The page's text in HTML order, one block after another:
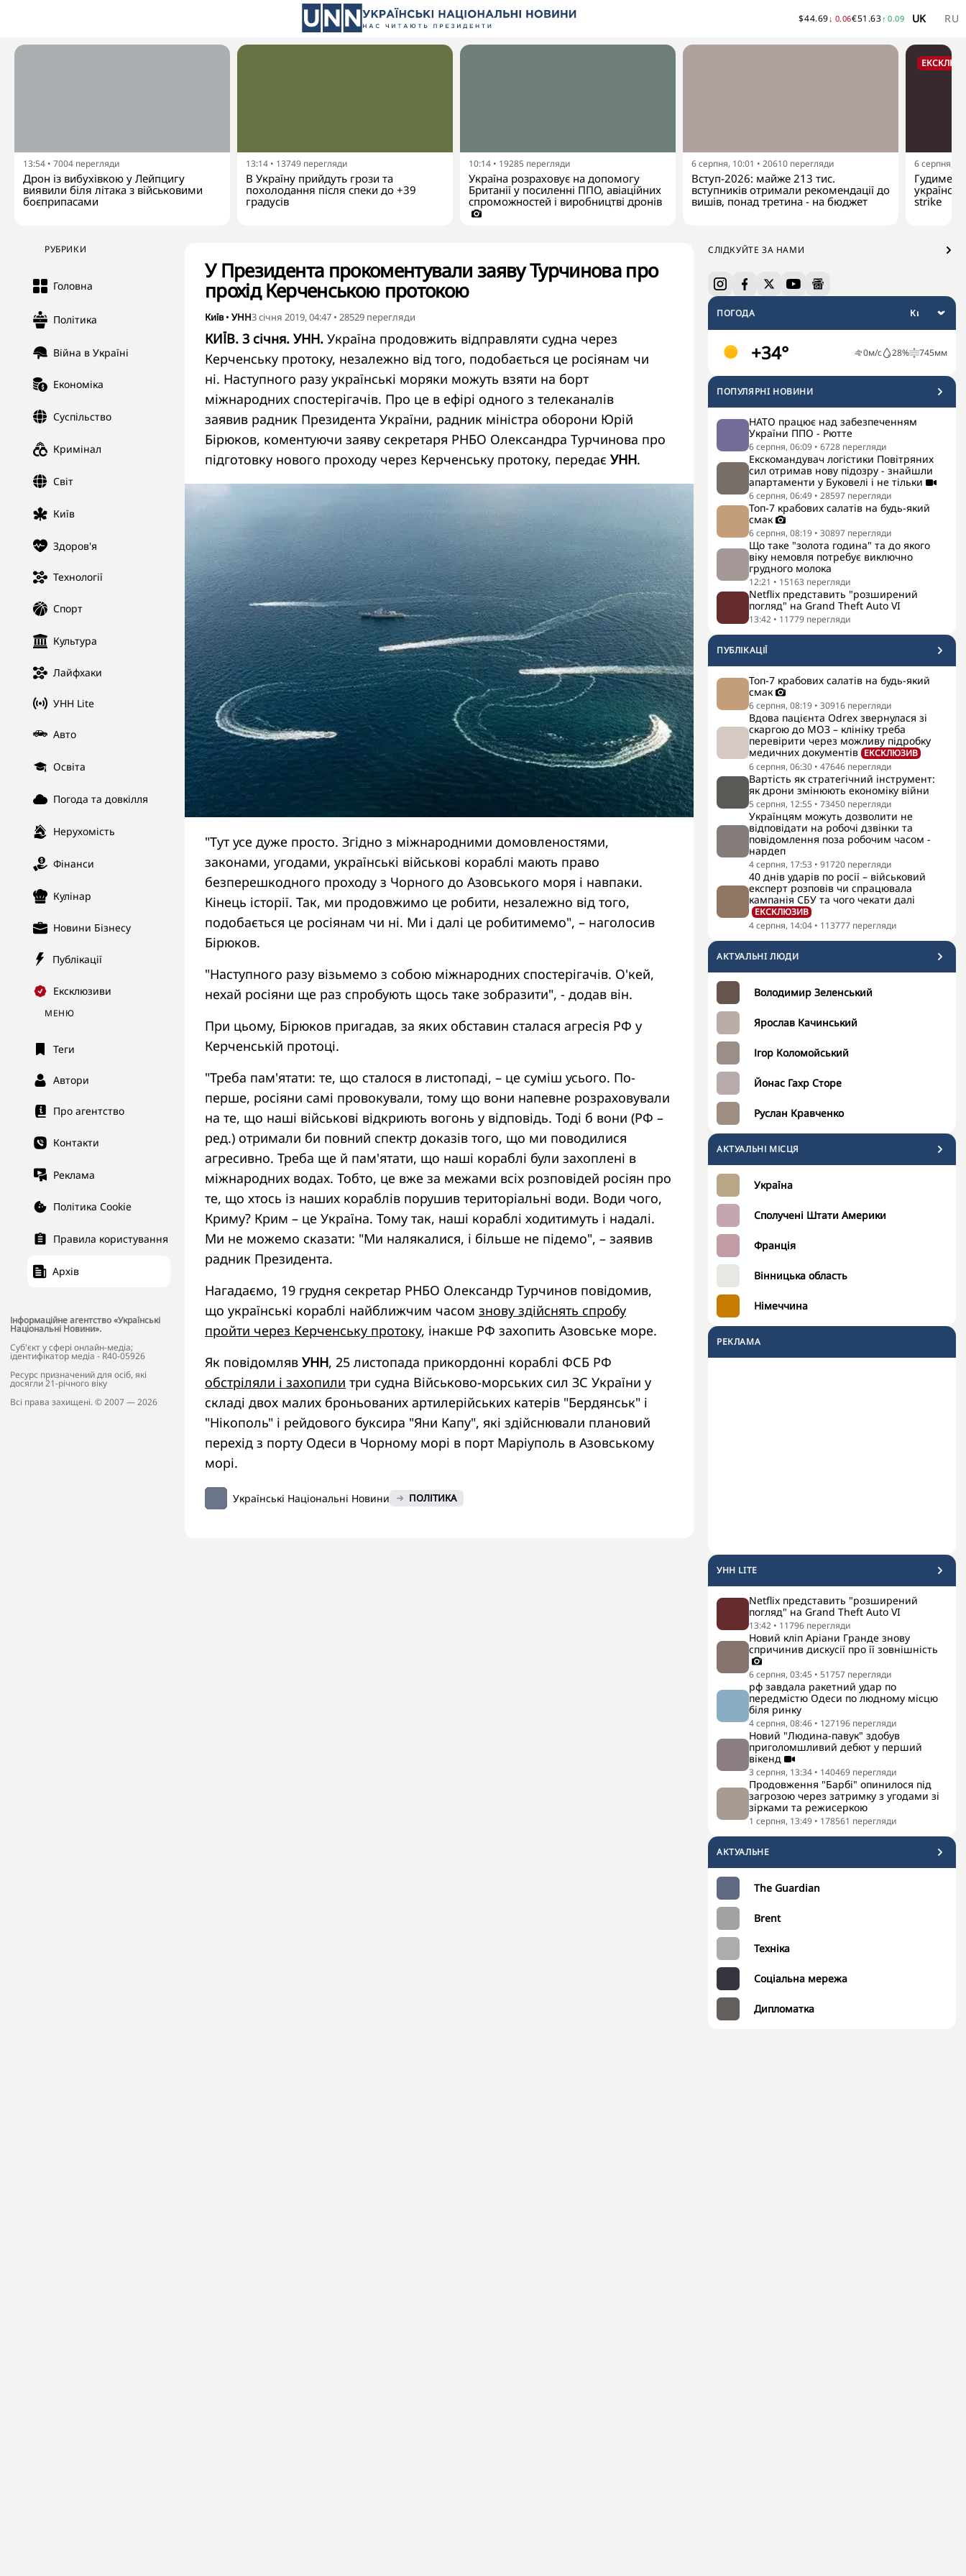
$44.69↓ 0.06€51.63↑ 0.09 UK RU
13:54 • 7004 перегляди
Дрон із вибухівкою у Лейпцигу
виявили біля літака з військовими
боєприпасами
13:14 • 13749 перегляди
В Україну прийдуть грози та
похолодання після спеки до +39
градусів
10:14 • 19285 перегляди
Україна розраховує на допомогу
Британії у посиленні ППО, авіаційних
спроможностей і виробництві дронів
6 серпня, 10:01 • 20610 перегляди
Вступ-2026: майже 213 тис.
вступників отримали рекомендації до
вишів, понад третина - на бюджет
6 серпня,
strike
РУБРИКИ
Головна
Політика
Війна в Україні
Економіка
Суспільство
Кримінал
Світ
Київ
Здоров'я
Технології
Спорт
Культура
Лайфхаки
УНН Lite
Авто
Освіта
Погода та довкілля
Нерухомість
Фінанси
Кулінар
Новини Бізнесу
Публікації
Ексклюзиви
МЕНЮ
Теги
Автори
Про агентство
Контакти
Реклама
Політика Cookie
Правила користування
Архів
Інформаційне агентство «Українські
Національні Новини».
Cуб'єкт у сфері онлайн-медіа;
ідентифікатор медіа - R40-05926
Ресурс призначений для осіб, які
досягли 21-річного віку
Всі права захищені. © 2007 — 2026
СЛІДКУЙТЕ ЗА НАМИ
ПОГОДА
+34° 0м/с 28% 745мм
ПОПУЛЯРНI НОВИНИ
НАТО працює над забезпеченням
України ППО - Рютте
6 серпня, 06:09 • 6728 перегляди
Екскомандувач логістики Повітряних
сил отримав нову підозру - знайшли
апартаменти у Буковелі і не тільки
6 серпня, 06:49 • 28597 перегляди
Топ-7 крабових салатів на будь-який
смак
6 серпня, 08:19 • 30897 перегляди
Що таке "золота година" та до якого
віку немовля потребує виключно
грудного молока
12:21 • 15163 перегляди
Netflix представить "розширений
погляд" на Grand Theft Auto VI
13:42 • 11779 перегляди
ПУБЛІКАЦІЇ
Топ-7 крабових салатів на будь-який
смак
6 серпня, 08:19 • 30916 перегляди
Вдова пацієнта Odrex звернулася зі
скаргою до МОЗ – клініку треба
перевірити через можливу підробку
медичних документів ЕКСКЛЮЗИВ
6 серпня, 06:30 • 47646 перегляди
Вартість як стратегічний інструмент:
як дрони змінюють економіку війни
5 серпня, 12:55 • 73450 перегляди
Українцям можуть дозволити не
відповідати на робочі дзвінки та
повідомлення поза робочим часом -
нардеп
4 серпня, 17:53 • 91720 перегляди
40 днів ударів по росії – військовий
експерт розповів чи спрацювала
кампанія СБУ та чого чекати далі
ЕКСКЛЮЗИВ
4 серпня, 14:04 • 113777 перегляди
АКТУАЛЬНI ЛЮДИ
Володимир Зеленський
Ярослав Качинський
Ігор Коломойський
Йонас Гахр Сторе
Руслан Кравченко
АКТУАЛЬНІ МІСЦЯ
Україна
Сполучені Штати Америки
Франція
Вінницька область
Німеччина
РЕКЛАМА
УНН LITE
Netflix представить "розширений
погляд" на Grand Theft Auto VI
13:42 • 11796 перегляди
Новий кліп Аріани Гранде знову
спричинив дискусії про її зовнішність
6 серпня, 03:45 • 51757 перегляди
рф завдала ракетний удар по
передмістю Одеси по людному місцю
біля ринку
4 серпня, 08:46 • 127196 перегляди
Новий "Людина-павук" здобув
приголомшливий дебют у перший
вікенд
3 серпня, 13:34 • 140469 перегляди
Продовження "Барбі" опинилося під
загрозою через затримку з угодами зі
зірками та режисеркою
1 серпня, 13:49 • 178561 перегляди
АКТУАЛЬНЕ
The Guardian
Brent
Техніка
Соціальна мережа
Дипломатка
У Президента прокоментували заяву Турчинова про
прохід Керченською протокою
Київ• УНН3 січня 2019, 04:47 • 28529 перегляди
КИЇВ. 3 січня. УНН. Україна продовжить відправляти судна через
Керченську протоку, незалежно від того, подобається це росіянам чи
ні. Наступного разу українські моряки можуть взяти на борт
міжнародних спостерігачів. Про це в ефірі одного з телеканалів
заявив радник Президента України, радник міністра оборони Юрій
Бірюков, коментуючи заяву секретаря РНБО Олександра Турчинова про
підготовку нового проходу через Керченську протоку, передає УНН.
"Тут усе дуже просто. Згідно з міжнародними домовленостями,
законами, угодами, українські військові кораблі мають право
безперешкодного проходу з Чорного до Азовського моря і навпаки.
Кінець історії. Так, ми продовжимо це робити, незалежно від того,
подобається це росіянам чи ні. Ми і далі це робитимемо", – наголосив
Бірюков.
"Наступного разу візьмемо з собою міжнародних спостерігачів. О'кей,
нехай росіяни ще раз спробують щось таке зобразити", - додав він.
При цьому, Бірюков пригадав, за яких обставин сталася агресія РФ у
Керченській протоці.
"Треба пам'ятати: те, що сталося в листопаді, – це суміш усього. По-
перше, росіяни самі провокували, тому що вони напевне розраховували
на те, що наші військові відкриють вогонь у відповідь. Тоді б вони (РФ –
ред.) отримали би повний спектр доказів того, що ми поводилися
агресивно. Треба ще й пам'ятати, що наші кораблі були захоплені в
міжнародних водах. Тобто, це вже за межами всіх розповідей росіян про
те, що хтось із наших кораблів порушив територіальні води. Води чого,
Криму? Крим – це Україна. Тому так, наші кораблі ходитимуть і надалі.
Ми не можемо сказати: "Ми налякалися, і більше не підемо", – заявив
радник Президента.
Нагадаємо, 19 грудня секретар РНБО Олександр Турчинов повідомив,
що українські кораблі найближчим часом знову здійснять спробу
пройти через Керченську протоку, інакше РФ захопить Азовське море.
Як повідомляв УНН, 25 листопада прикордонні кораблі ФСБ РФ
обстріляли і захопили три судна Військово-морських сил ЗС України у
складі двох малих броньованих артилерійських катерів "Бердянськ" і
"Нікополь" і рейдового буксира "Яни Капу", які здійснювали плановий
перехід з порту Одеси в Чорному морі в порт Маріуполь в Азовському
морі.
Українські Національні Новини ПОЛІТИКА